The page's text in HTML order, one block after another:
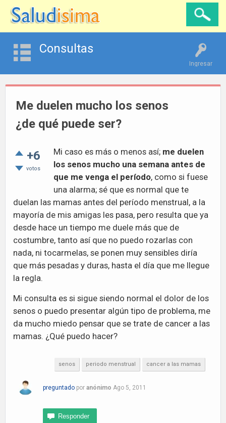
Ingresar
Consultas
Me duelen mucho los senos
¿de qué puede ser?
+6
votos
Mi caso es más o menos así; me duelen
los senos mucho una semana antes de
que me venga el período, como si fuese
una alarma; sé que es normal que te
duelan las mamas antes del período menstrual, a la
mayoría de mis amigas les pasa, pero resulta que ya
desde hace un tiempo me duele más que de
costumbre, tanto así que no puedo rozarlas con
nada, ni tocarmelas, se ponen muy sensibles diría
que más pesadas y duras, hasta el día que me llegue
la regla.
Mi consulta es si sigue siendo normal el dolor de los
senos o puedo presentar algún tipo de problema, me
da mucho miedo pensar que se trate de cancer a las
mamas. ¿Qué puedo hacer?
senos periodo menstrual cancer a las mamas
preguntado por anónimo Ago 5, 2011